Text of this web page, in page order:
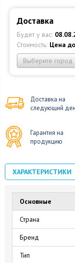
Доставка
Будет у вас:
Стоимость: Цена
Выберите город
Доставка на
следующий
Гарантия на
продукцию
ХАРАКТЕРИСТИКИ
Основные
Страна
Бренд
Тип